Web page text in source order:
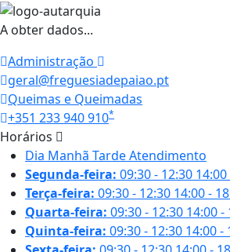
A obter dados...
Administração
geral@freguesiadepaiao.pt
Queimas e Queimadas
+351 233 940 910*
Horários
Dia Manhã TardeAtendimento
Segunda-feira: 09:30 - 12:30
Terça-feira: 09:30 - 12:30 14:00 -
Quarta-feira: 09:30 - 12:30 14:00 -
Quinta-feira: 09:30 - 12:30 14:00 -